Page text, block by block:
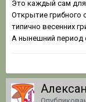
Это каждый сам
Открытие грибного
типично весенних
А нынешний период